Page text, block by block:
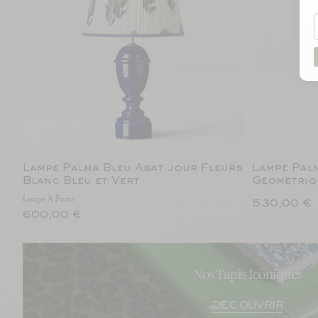
Lampe Palma Bleu Abat jour Fleurs
Blanc Bleu et Vert
Lampe À Poser
600,00 €
Lampe
530,00 €
Nos Tapis Iconiques
DÉCOUVRIR